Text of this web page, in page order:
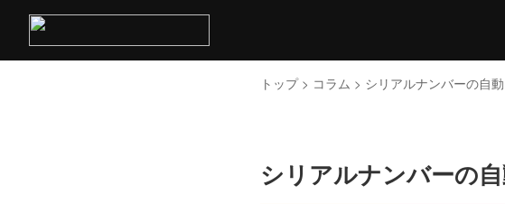
トップ> コラム > シリアルナンバーの自
シリアルナンバーの